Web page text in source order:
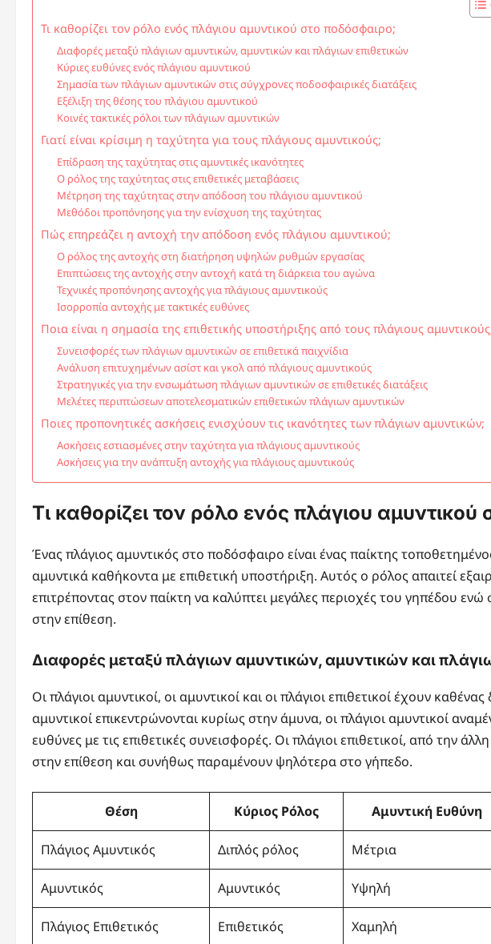
Τι καθορίζει τον ρόλο ενός πλάγιου αμυντικού στο ποδόσφαιρο;
Διαφορές μεταξύ πλάγιων αμυντικών, αμυντικών και πλάγιων επιθετικών
Κύριες ευθύνες ενός πλάγιου αμυντικού
Σημασία των πλάγιων αμυντικών στις σύγχρονες ποδοσφαιρικές διατάξεις
Εξέλιξη της θέσης του πλάγιου αμυντικού
Κοινές τακτικές ρόλοι των πλάγιων αμυντικών
Γιατί είναι κρίσιμη η ταχύτητα για τους πλάγιους αμυντικούς;
Επίδραση της ταχύτητας στις αμυντικές ικανότητες
Ο ρόλος της ταχύτητας στις επιθετικές μεταβάσεις
Μέτρηση της ταχύτητας στην απόδοση του πλάγιου αμυντικού
Μεθόδοι προπόνησης για την ενίσχυση της ταχύτητας
Πώς επηρεάζει η αντοχή την απόδοση ενός πλάγιου αμυντικού;
Ο ρόλος της αντοχής στη διατήρηση υψηλών ρυθμών εργασίας
Επιπτώσεις της αντοχής στην αντοχή κατά τη διάρκεια του αγώνα
Τεχνικές προπόνησης αντοχής για πλάγιους αμυντικούς
Ισορροπία αντοχής με τακτικές ευθύνες
Ποια είναι η σημασία της επιθετικής υποστήριξης από τους πλάγιους
Συνεισφορές των πλάγιων αμυντικών σε επιθετικά παιχνίδια
Ανάλυση επιτυχημένων ασίστ και γκολ από πλάγιους αμυντικούς
Στρατηγικές για την ενσωμάτωση πλάγιων αμυντικών σε επιθετικές διατάξεις
Μελέτες περιπτώσεων αποτελεσματικών επιθετικών πλάγιων αμυντικών
Ποιες προπονητικές ασκήσεις ενισχύουν τις ικανότητες των πλάγιων αμυντικών;
Ασκήσεις εστιασμένες στην ταχύτητα για πλάγιους αμυντικούς
Ασκήσεις για την ανάπτυξη αντοχής για πλάγιους αμυντικούς
Τι καθορίζει τον ρόλο ενός πλάγιου
Ένας πλάγιος αμυντικός στο ποδόσφαιρο είναι ένας παίκτης
αμυντικά καθήκοντα με επιθετική υποστήριξη. Αυτός ο ρόλος απαιτεί
επιτρέποντας στον παίκτη να καλύπτει μεγάλες περιοχές του γηπέδου
στην επίθεση.
Διαφορές μεταξύ πλάγιων αμυντικών, αμυντικών και
Οι πλάγιοι αμυντικοί, οι αμυντικοί και οι πλάγιοι επιθετικοί έχουν
αμυντικοί επικεντρώνονται κυρίως στην άμυνα, οι πλάγιοι αμυντικοί
ευθύνες με τις επιθετικές συνεισφορές. Οι πλάγιοι επιθετικοί, από την
στην επίθεση και συνήθως παραμένουν ψηλότερα στο γήπεδο.
Θέση Κύριος Ρόλος Αμυντική Ευθύνη
Πλάγιος Αμυντικός Διπλός ρόλος Μέτρια
Αμυντικός Αμυντικός Υψηλή
Πλάγιος Επιθετικός Επιθετικός Χαμηλή